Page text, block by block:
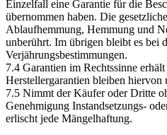
Einzelfall eine Garantie für die
übernommen haben. Die
Ablaufhemmung, Hemmung und
unberührt. Im übrigen bleibt es bei
Verjährungsbestimmungen.
7.4 Garantien im Rechtssinne
Herstellergarantien bleiben hiervon
7.5 Nimmt der Käufer oder Dritte
Genehmigung Instandsetzungs-
erlischt jede Mängelhaftung.